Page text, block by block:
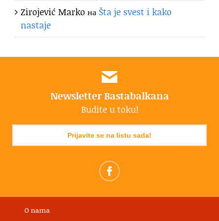
Zirojević Marko на Šta je svest i kako
nastaje
Newsletter Bastabalkana
Budite u toku!
Prijavite se na listu sada!
O nama